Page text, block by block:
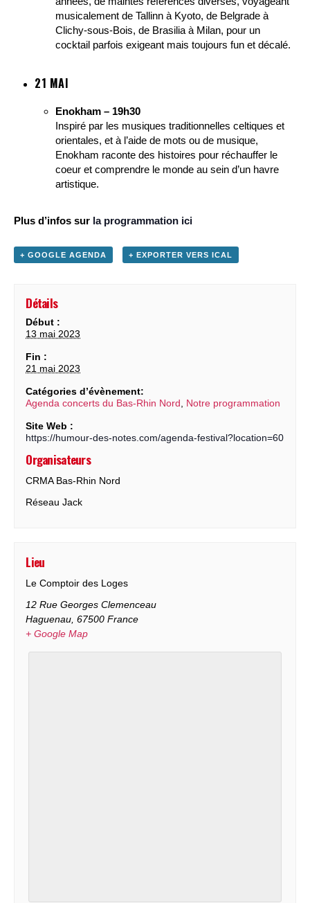
musicalement de Tallinn à Kyoto, de Belgrade à
Clichy-sous-Bois, de Brasilia à Milan, pour un
cocktail parfois exigeant mais toujours fun et décalé.
21 MAI
Enokham – 19h30
Inspiré par les musiques traditionnelles celtiques et
orientales, et à l’aide de mots ou de musique,
Enokham raconte des histoires pour réchauffer le
coeur et comprendre le monde au sein d’un havre
artistique.
Plus d’infos sur la programmation ici
+ GOOGLE AGENDA + EXPORTER VERS ICAL
Détails
Début :
13 mai 2023
Fin :
21 mai 2023
Catégories d’évènement:
Agenda concerts du Bas-Rhin Nord
Notre programmation
Site Web :
https://humour-des-notes.com/agenda-festival?location=60
Organisateurs
CRMA Bas-Rhin Nord
Réseau Jack
Lieu
Le Comptoir des Loges
12 Rue Georges Clemenceau
Haguenau 67500 France
+ Google Map